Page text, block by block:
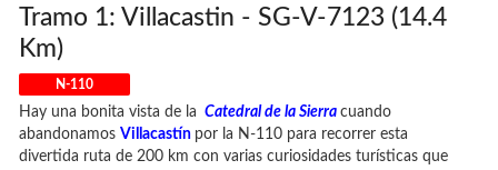
Tramo 1: Villacastin - SG-V-7123 (14.4
Km)
N-110
Hay una bonita vista de la Catedral de la Sierra cuando
abandonamos Villacastín por la N-110 para recorrer esta
divertida ruta de 200 km con varias curiosidades turísticas que